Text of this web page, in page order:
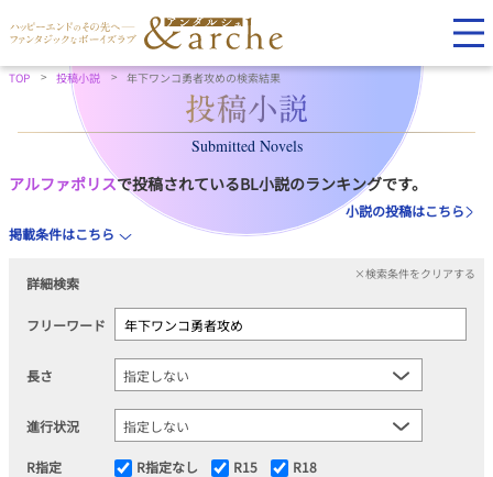
TOP 投稿小説 年下ワンコ勇者攻めの検索結果
Submitted Novels
アルファポリスで投稿されているBL小説のランキングです。
小説の投稿はこちら
掲載条件はこちら
詳細検索
×検索条件をクリアする
フリーワード
長さ
進行状況
R指定 R指定なし R15 R18